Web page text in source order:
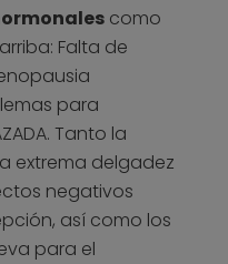
como
Falta de
para
Tanto la
extrema delgadez
negativos
así como los
para el